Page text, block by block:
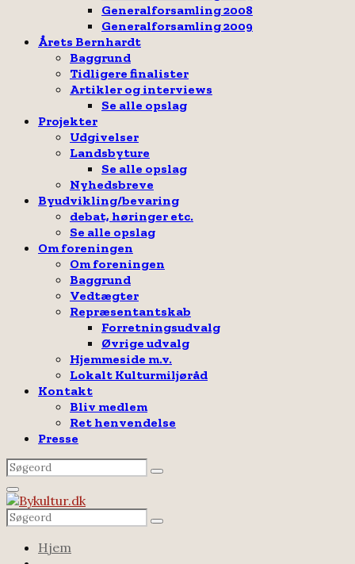
Generalforsamling 2008
Generalforsamling 2009
Årets Bernhardt
Baggrund
Tidligere finalister
Artikler og interviews
Se alle opslag
Projekter
Udgivelser
Landsbyture
Se alle opslag
Nyhedsbreve
Byudvikling/bevaring
debat, høringer etc.
Se alle opslag
Om foreningen
Om foreningen
Baggrund
Vedtægter
Repræsentantskab
Forretningsudvalg
Øvrige udvalg
Hjemmeside m.v.
Lokalt Kulturmiljøråd
Kontakt
Bliv medlem
Ret henvendelse
Presse
Search
for:
Search
Facebook
Email
Rss
Primary
Menu
Search
for:
Search
Hjem